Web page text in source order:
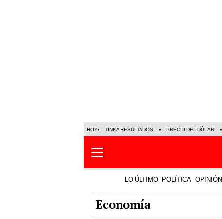
HOY TINKA RESULTADOS PRECIO DEL DÓLAR
LO ÚLTIMO POLÍTICA OPINIÓN
Economía